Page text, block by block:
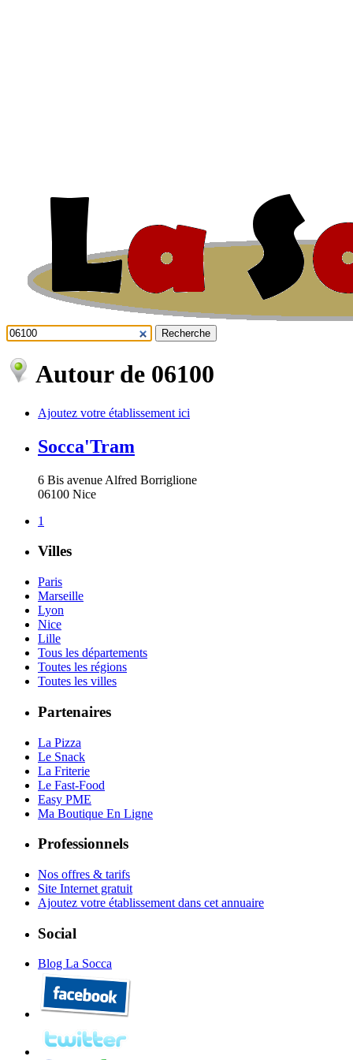
Autour de 06100
Ajoutez votre établissement ici
Socca'Tram
6 Bis avenue Alfred Borriglione
06100 Nice
1
Villes
Paris
Marseille
Lyon
Nice
Lille
Tous les départements
Toutes les régions
Toutes les villes
Partenaires
La Pizza
Le Snack
La Friterie
Le Fast-Food
Easy PME
Ma Boutique En Ligne
Professionnels
Nos offres & tarifs
Site Internet gratuit
Ajoutez votre établissement dans cet annuaire
Social
Blog La Socca